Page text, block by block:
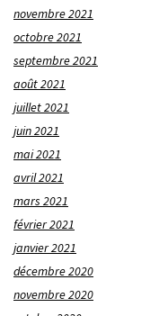
novembre 2021
octobre 2021
septembre 2021
août 2021
juillet 2021
juin 2021
mai 2021
avril 2021
mars 2021
février 2021
janvier 2021
décembre 2020
novembre 2020